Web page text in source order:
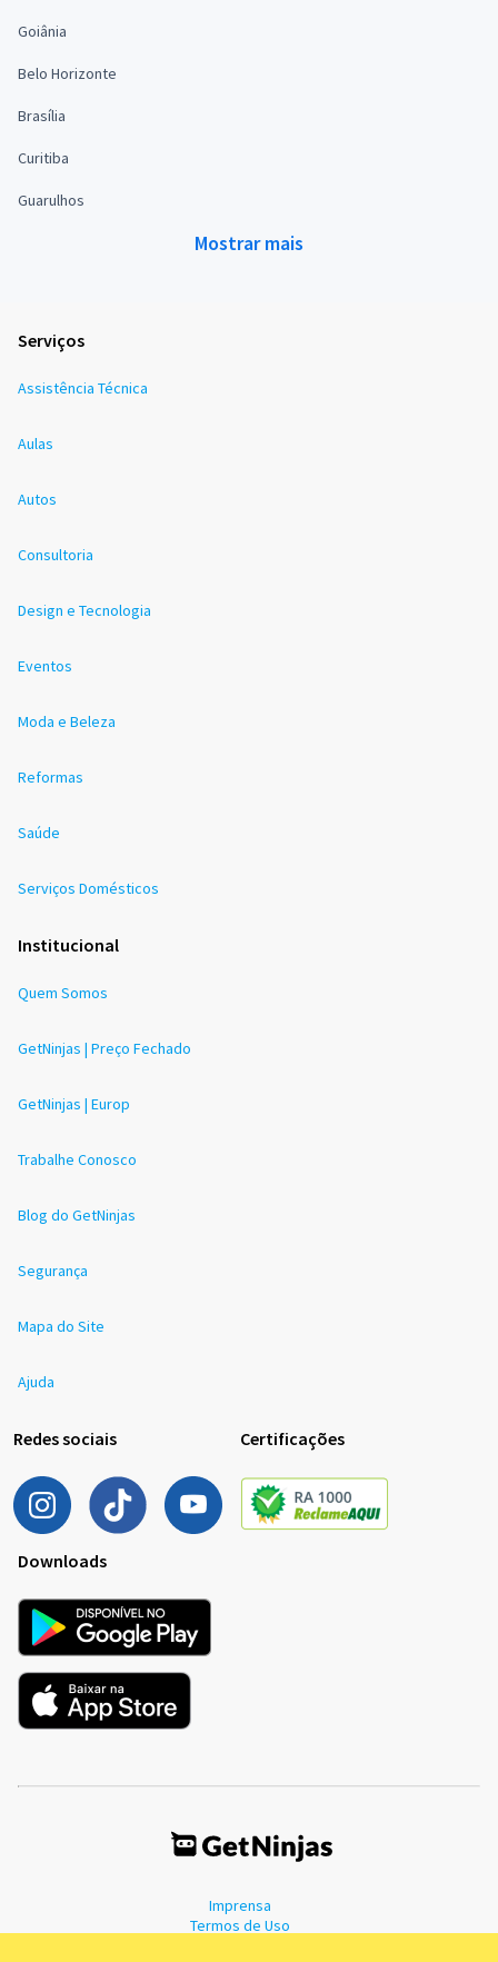
Goiânia
Belo Horizonte
Brasília
Curitiba
Guarulhos
Mostrar mais
Serviços
Assistência Técnica
Aulas
Autos
Consultoria
Design e Tecnologia
Eventos
Moda e Beleza
Reformas
Saúde
Serviços Domésticos
Institucional
Quem Somos
GetNinjas | Preço Fechado
GetNinjas | Europ
Trabalhe Conosco
Blog do GetNinjas
Segurança
Mapa do Site
Ajuda
Redes sociais Certificações
Downloads
Imprensa
Termos de Uso